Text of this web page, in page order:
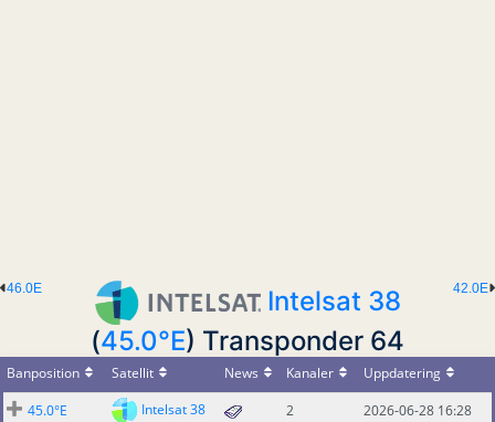
42.0E
46.0E
Intelsat 38
(45.0°E) Transponder 64
Banposition Satellit News Kanaler
Uppdatering
45.0°E
Intelsat 38 2 2026-06-28 16:28